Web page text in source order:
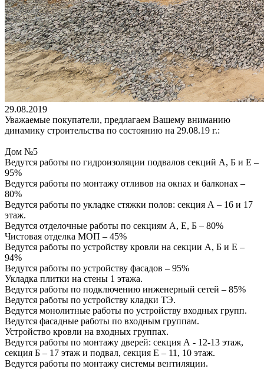
29.08.2019
Уважаемые покупатели, предлагаем Вашему вниманию
динамику строительства по состоянию на 29.08.19 г.:
Дом №5
Ведутся работы по гидроизоляции подвалов секций А, Б и Е –
95%
Ведутся работы по монтажу отливов на окнах и балконах –
80%
Ведутся работы по укладке стяжки полов: секция А – 16 и 17
этаж.
Ведутся отделочные работы по секциям А, Е, Б – 80%
Чистовая отделка МОП – 45%
Ведутся работы по устройству кровли на секции А, Б и Е –
94%
Ведутся работы по устройству фасадов – 95%
Укладка плитки на стены 1 этажа.
Ведутся работы по подключению инженерный сетей – 85%
Ведутся работы по устройству кладки ТЭ.
Ведутся монолитные работы по устройству входных групп.
Ведутся фасадные работы по входным группам.
Устройство кровли на входных группах.
Ведутся работы по монтажу дверей: секция А - 12-13 этаж,
секция Б – 17 этаж и подвал, секция Е – 11, 10 этаж.
Ведутся работы по монтажу системы вентиляции.